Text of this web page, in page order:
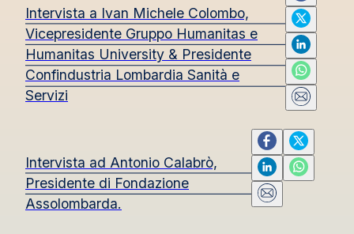
Intervista a Ivan Michele Colombo,
Vicepresidente Gruppo Humanitas e
Humanitas University & Presidente
Confindustria Lombardia Sanità e
Servizi
Intervista ad Antonio Calabrò,
Presidente di Fondazione
Assolombarda.